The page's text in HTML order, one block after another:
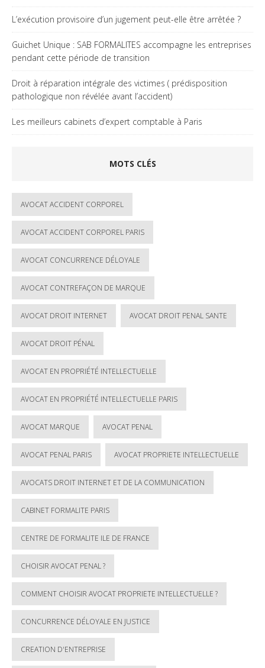
L’exécution provisoire d’un jugement peut-elle être arrêtée ?
Guichet Unique : SAB FORMALITES accompagne les entreprises
pendant cette période de transition
Droit à réparation intégrale des victimes ( prédisposition
pathologique non révélée avant l’accident)
Les meilleurs cabinets d’expert comptable à Paris
MOTS CLÉS
AVOCAT ACCIDENT CORPOREL
AVOCAT ACCIDENT CORPOREL PARIS
AVOCAT CONCURRENCE DÉLOYALE
AVOCAT CONTREFAÇON DE MARQUE
AVOCAT DROIT INTERNET AVOCAT DROIT PENAL SANTE
AVOCAT DROIT PÉNAL
AVOCAT EN PROPRIÉTÉ INTELLECTUELLE
AVOCAT EN PROPRIÉTÉ INTELLECTUELLE PARIS
AVOCAT MARQUE AVOCAT PENAL
AVOCAT PENAL PARIS AVOCAT PROPRIETE INTELLECTUELLE
AVOCATS DROIT INTERNET ET DE LA COMMUNICATION
CABINET FORMALITE PARIS
CENTRE DE FORMALITE ILE DE FRANCE
CHOISIR AVOCAT PENAL ?
COMMENT CHOISIR AVOCAT PROPRIETE INTELLECTUELLE ?
CONCURRENCE DÉLOYALE EN JUSTICE
CREATION D'ENTREPRISE